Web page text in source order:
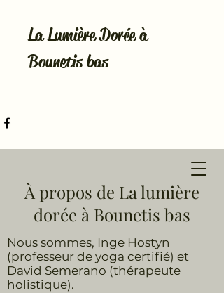
La Lumière Dorée à
Bounetis bas
À propos de La lumière
dorée à Bounetis bas
Nous sommes, Inge Hostyn
(professeur de yoga certifié) et
David Semerano (thérapeute
holistique).